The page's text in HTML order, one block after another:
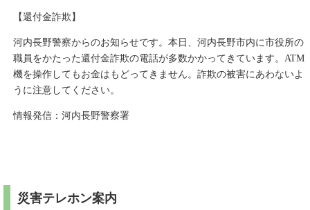
【還付金詐欺】
河内長野警察からのお知らせです。本日、河内長野市内に市役所の
職員をかたった還付金詐欺の電話が多数かかってきています。ATM
機を操作してもお金はもどってきません。詐欺の被害にあわないよ
うに注意してください。
情報発信：河内長野警察署
災害テレホン案内